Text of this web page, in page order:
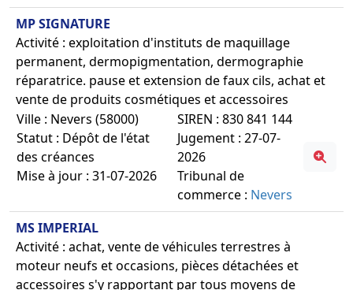
MP SIGNATURE
Activité : exploitation d'instituts de maquillage
permanent, dermopigmentation, dermographie
réparatrice. pause et extension de faux cils, achat et
vente de produits cosmétiques et accessoires
Ville : Nevers (58000)
Statut : Dépôt de l'état
des créances
Mise à jour : 31-07-2026
SIREN : 830 841 144
Jugement : 27-07-
2026
Tribunal de
commerce : Nevers
MS IMPERIAL
Activité : achat, vente de véhicules terrestres à
moteur neufs et occasions, pièces détachées et
accessoires s'y rapportant par tous moyens de